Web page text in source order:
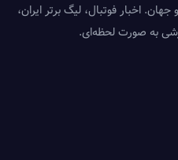
اخبار فوتبال، لیگ برتر ایران،
به صورت لحظه‌ای.